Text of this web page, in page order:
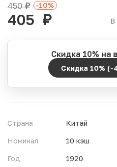
В
450руб. -10%
405 руб.
Скидка 10% на
Скидка 10% (-
Период действия акции:
8ч.
Страна
Китай
Номинал
10 кэш
Год
1920